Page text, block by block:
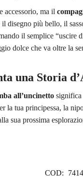
accessorio, ma il
disegno più bello, il
il semplice “uscire
dolce che va oltre la
una Storia
all’uncinettosignifica
la tua principessa, la
sua prossima
COD: